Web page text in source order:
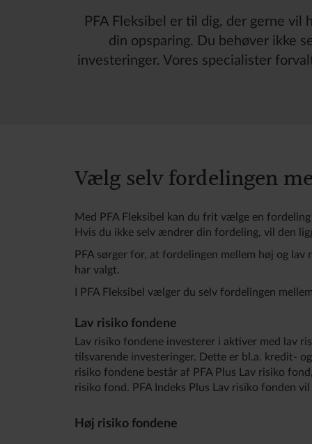
PFA Fleksibel er til dig, der gerne
din opsparing. Du behøver ikke
investeringer. Vores specialister
Vælg selv fordelingen
Med PFA Fleksibel kan du frit vælge en
Hvis du ikke selv ændrer din fordeling, vil den
PFA sørger for, at fordelingen mellem høj og
har valgt.
I PFA Fleksibel vælger du selv fordelingen
Lav risiko fondene
Lav risiko fondene investerer i aktiver med lav
tilsvarende investeringer. Dette er bl.a. kredit-
risiko fondene består af PFA Plus Lav risiko
risiko fond. PFA Indeks Plus Lav risiko fonden
Høj risiko fondene